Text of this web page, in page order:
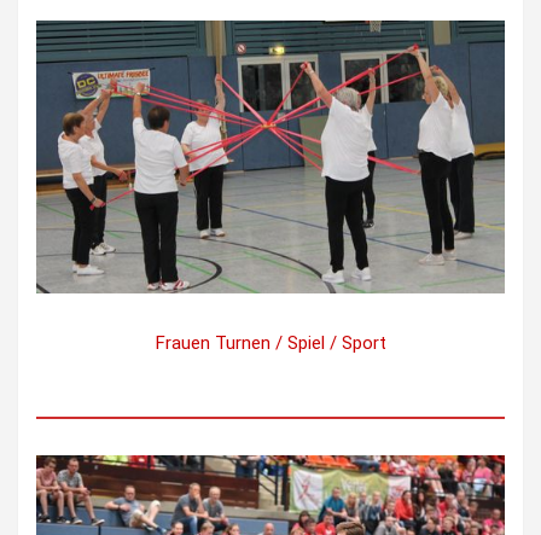
Frauen Turnen / Spiel / Sport